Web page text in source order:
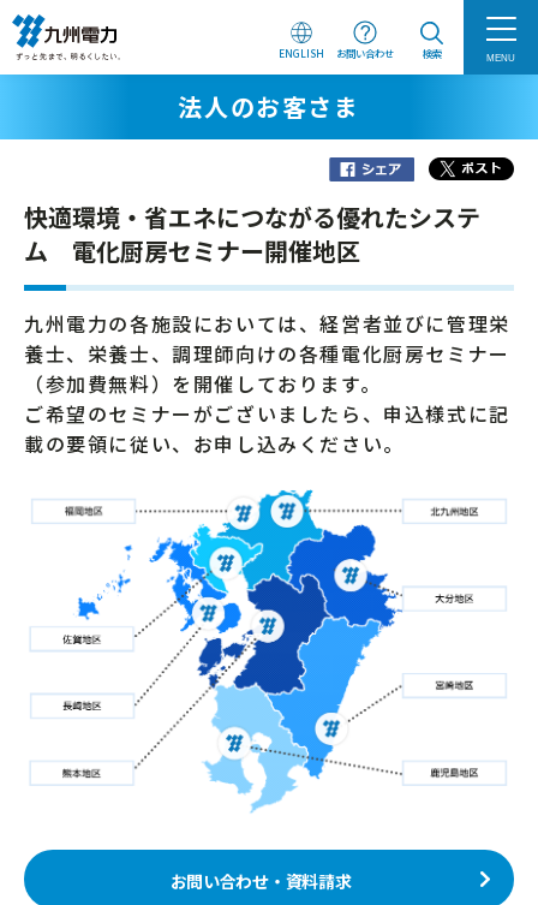
ENGLISH お問い合わせ 検索 MENU
法人のお客さま
快適環境・省エネにつながる優れたシステ
ム 電化厨房セミナー開催地区
九州電力の各施設においては、経営者並びに管理栄
養士、栄養士、調理師向けの各種電化厨房セミナー
（参加費無料）を開催しております。
ご希望のセミナーがございましたら、申込様式に記
載の要領に従い、お申し込みください。
お問い合わせ・資料請求